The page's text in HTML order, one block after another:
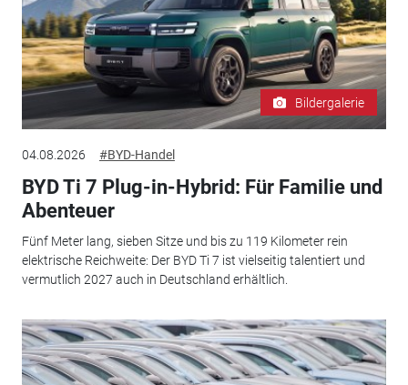
Bildergalerie
04.08.2026 #BYD-Handel
BYD Ti 7 Plug-in-Hybrid: Für Familie und
Abenteuer
Fünf Meter lang, sieben Sitze und bis zu 119 Kilometer rein
elektrische Reichweite: Der BYD Ti 7 ist vielseitig talentiert und
vermutlich 2027 auch in Deutschland erhältlich.